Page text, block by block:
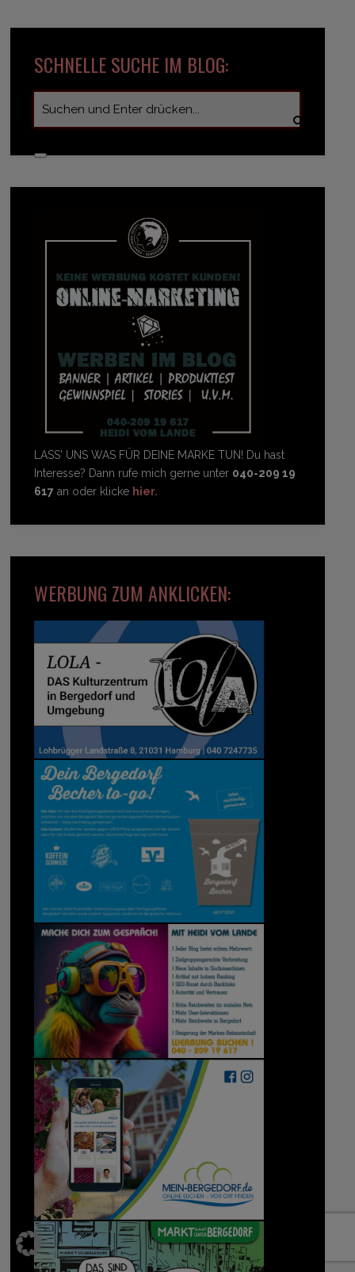
SCHNELLE SUCHE IM BLOG:
LASS' UNS WAS FÜR DEINE MARKE TUN! Du hast
Interesse? Dann rufe mich gerne unter 040-209 19
617 an oder klicke hier.
WERBUNG ZUM ANKLICKEN: